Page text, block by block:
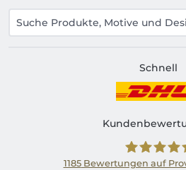
Schnell
1185Bewertungen auf